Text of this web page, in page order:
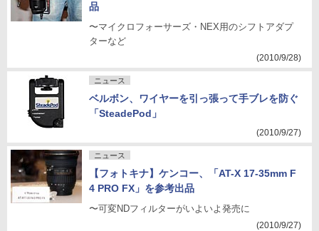
品
〜マイクロフォーサーズ・NEX用のシフトアダプ
ターなど
(2010/9/28)
ニュース
ベルボン、ワイヤーを引っ張って手ブレを防ぐ
「SteadePod」
(2010/9/27)
ニュース
【フォトキナ】ケンコー、「AT-X 17-35mm F
4 PRO FX」を参考出品
〜可変NDフィルターがいよいよ発売に
(2010/9/27)